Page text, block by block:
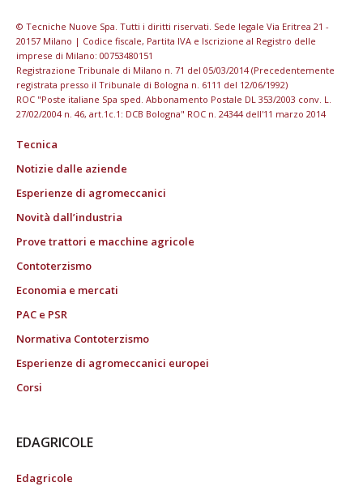
© Tecniche Nuove Spa. Tutti i diritti riservati. Sede legale Via Eritrea 21 -
20157 Milano | Codice fiscale, Partita IVA e Iscrizione al Registro delle
imprese di Milano: 00753480151
Registrazione Tribunale di Milano n. 71 del 05/03/2014 (Precedentemente
registrata presso il Tribunale di Bologna n. 6111 del 12/06/1992)
ROC "Poste italiane Spa sped. Abbonamento Postale DL 353/2003 conv. L.
27/02/2004 n. 46, art.1c.1: DCB Bologna" ROC n. 24344 dell'11 marzo 2014
Tecnica
Notizie dalle aziende
Esperienze di agromeccanici
Novità dall’industria
Prove trattori e macchine agricole
Contoterzismo
Economia e mercati
PAC e PSR
Normativa Contoterzismo
Esperienze di agromeccanici europei
Corsi
EDAGRICOLE
Edagricole